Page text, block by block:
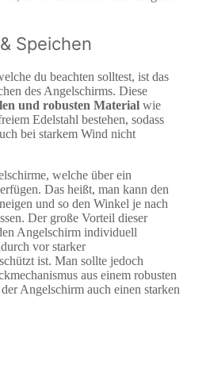
Speichen
du beachten solltest, ist das
des Angelschirms. Diese
und robusten Material wie
Edelstahl bestehen, sodass
bei starkem Wind nicht
welche über ein
Das heißt, man kann den
und so den Winkel je nach
Der große Vorteil dieser
Angelschirm individuell
vor starker
ist. Man sollte jedoch
aus einem robusten
Angelschirm auch einen starken